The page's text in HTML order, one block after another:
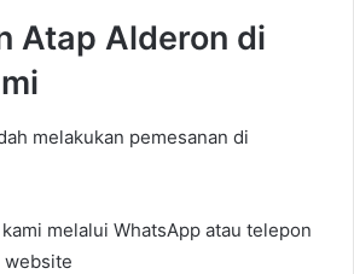
Atap Alderon di
melakukan pemesanan di
melalui WhatsApp atau telepon